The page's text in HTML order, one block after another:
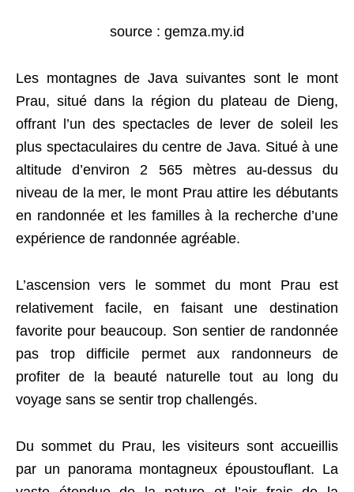
source : gemza.my.id
Les montagnes de Java suivantes sont le mont
Prau, situé dans la région du plateau de Dieng,
offrant l’un des spectacles de lever de soleil les
plus spectaculaires du centre de Java. Situé à une
altitude d’environ 2 565 mètres au-dessus du
niveau de la mer, le mont Prau attire les débutants
en randonnée et les familles à la recherche d’une
expérience de randonnée agréable.
L’ascension vers le sommet du mont Prau est
relativement facile, en faisant une destination
favorite pour beaucoup. Son sentier de randonnée
pas trop difficile permet aux randonneurs de
profiter de la beauté naturelle tout au long du
voyage sans se sentir trop challengés.
Du sommet du Prau, les visiteurs sont accueillis
par un panorama montagneux époustouflant. La